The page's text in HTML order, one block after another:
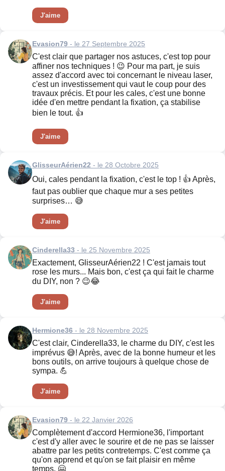
J'aime
Evasion79 - le 27 Septembre 2025
C'est clair que partager nos astuces, c'est top pour
affiner nos techniques ! 😉 Pour ma part, je suis
assez d'accord avec toi concernant le niveau laser,
c'est un investissement qui vaut le coup pour des
travaux précis. Et pour les cales, c'est une bonne
idée d'en mettre pendant la fixation, ça stabilise
bien le tout. 👍
J'aime
GlisseurAérien22 - le 28 Octobre 2025
Oui, cales pendant la fixation, c'est le top ! 👍 Après,
faut pas oublier que chaque mur a ses petites
surprises… 😅
J'aime
Cinderella33 - le 25 Novembre 2025
Exactement, GlisseurAérien22 ! C'est jamais tout
rose les murs... Mais bon, c'est ça qui fait le charme
du DIY, non ? 😉😂
J'aime
Hermione36 - le 28 Novembre 2025
C'est clair, Cinderella33, le charme du DIY, c'est les
imprévus 😅! Après, avec de la bonne humeur et les
bons outils, on arrive toujours à quelque chose de
sympa. 💪
J'aime
Evasion79 - le 22 Janvier 2026
Complètement d'accord Hermione36, l'important
c'est d'y aller avec le sourire et de ne pas se laisser
abattre par les petits contretemps. C'est comme ça
qu'on apprend et qu'on se fait plaisir en même
temps. 🤗